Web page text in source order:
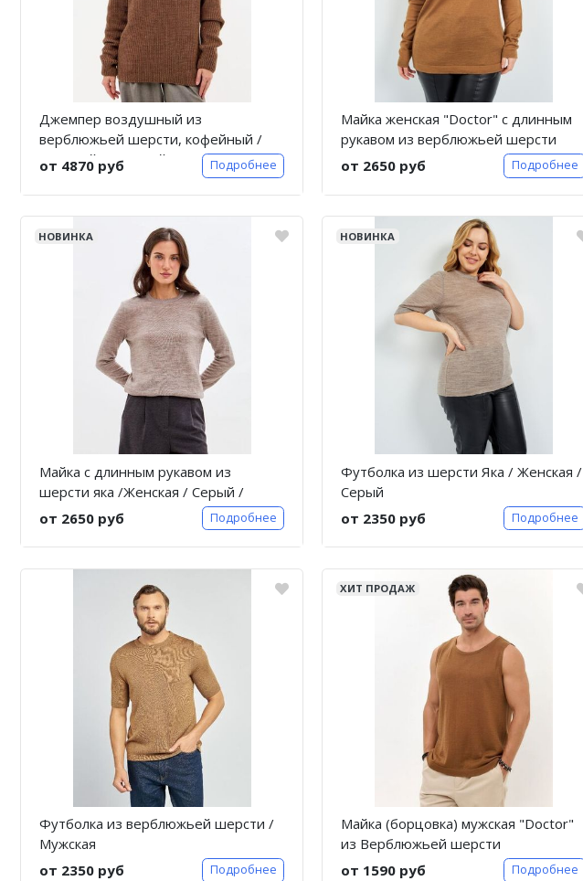
Джемпер воздушный из
верблюжьей шерсти, кофейный /
Женский / Оверсайз
от 4870 руб Подробнее
Майка женская "Doctor" с длинным
рукавом из верблюжьей шерсти
от 2650 руб
Подробнее
НОВИНКА
Майка с длинным рукавом из
шерсти яка /Женская / Серый /
Doctor
от 2650 руб Подробнее
НОВИНКА
Футболка из шерсти Яка / Женская /
Серый
от 2350 руб
Подробнее
Футболка из верблюжьей шерсти /
Мужская
от 2350 руб
Подробнее
ХИТ ПРОДАЖ
Майка (борцовка) мужская "Doctor"
из Верблюжьей шерсти
от 1590 руб
Подробнее